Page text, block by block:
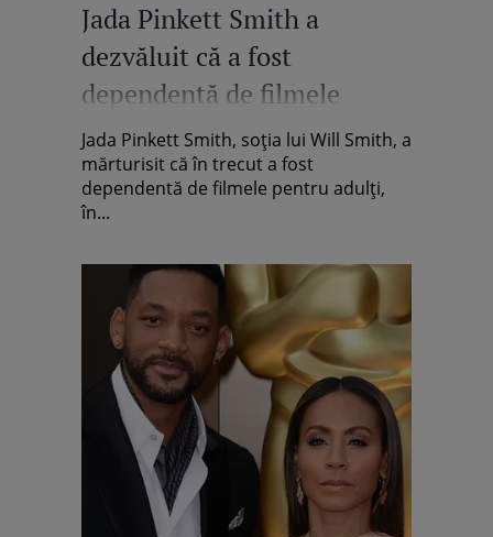
Jada Pinkett Smith a
dezvăluit că a fost
dependentă de filmele
pentru adulți
Jada Pinkett Smith, soția lui Will Smith, a
mărturisit că în trecut a fost
dependentă de filmele pentru adulți,
în...